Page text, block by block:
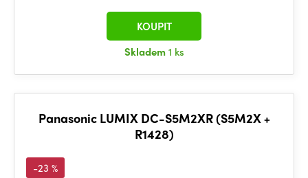
Skladem1 ks
KOUPIT
Panasonic LUMIX DC-S5M2XR (S5M2X +
R1428)
-23 %